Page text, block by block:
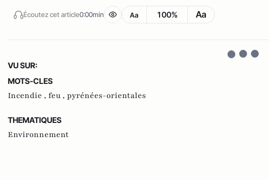
Écoutez cet article0:00min Aa 100% Aa
VU SUR:
MOTS-CLES
Incendie , feu , pyrénées-orientales
THEMATIQUES
Environnement